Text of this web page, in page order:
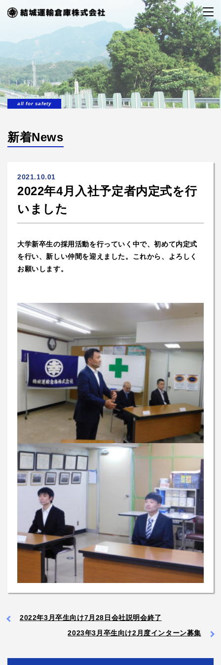
all for safety
新着News
2021.10.01
2022年4月入社予定者内定式を行
いました
大学新卒生の採用活動を行っていく中で、初めて内定式
を行い、新しい仲間を迎えました。これから、よろしく
お願いします。
2022年3月卒生向け7月28日会社説明会終了
2023年3月卒生向け2月度インターン募集